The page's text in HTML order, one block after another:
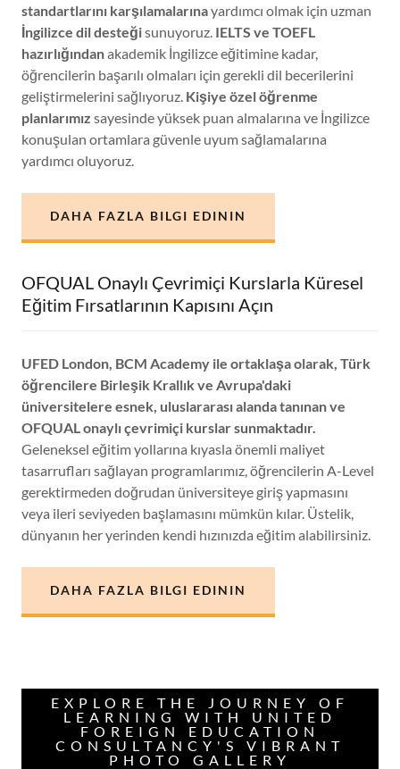
standartlarını karşılamalarınayardımcı olmak için uzman
İngilizce dil desteğisunuyoruz. IELTS ve TOEFL
hazırlığındanakademik İngilizce eğitimine kadar,
öğrencilerin başarılı olmaları için gerekli dil becerilerini
geliştirmelerini sağlıyoruz. Kişiye özel öğrenme
planlarımız sayesinde yüksek puan almalarına ve İngilizce
konuşulan ortamlara güvenle uyum sağlamalarına
yardımcı oluyoruz.
DAHA FAZLA BILGI EDININ
OFQUAL Onaylı Çevrimiçi Kurslarla Küresel
Eğitim Fırsatlarının Kapısını Açın
UFED London, BCM Academy ile ortaklaşa olarak, Türk
öğrencilere Birleşik Krallık ve Avrupa'daki
üniversitelere esnek, uluslararası alanda tanınan ve
OFQUAL onaylı çevrimiçi kurslar sunmaktadır.
Geleneksel eğitim yollarına kıyasla önemli maliyet
tasarrufları sağlayan programlarımız, öğrencilerin A-Level
gerektirmeden doğrudan üniversiteye giriş yapmasını
veya ileri seviyeden başlamasını mümkün kılar. Üstelik,
dünyanın her yerinden kendi hızınızda eğitim alabilirsiniz.
DAHA FAZLA BILGI EDININ
EXPLORE THE JOURNEY OF
LEARNING WITH UNITED
FOREIGN EDUCATION
CONSULTANCY'S VIBRANT
PHOTO GALLERY